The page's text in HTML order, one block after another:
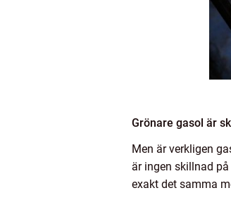
Grönare gasol är
Men är verkligen
är ingen skillnad
exakt det samma